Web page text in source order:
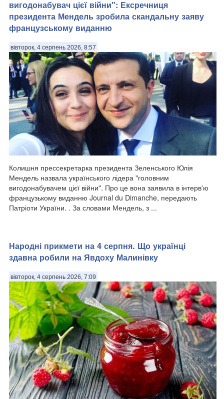
вигодонабувач цієї війни": Ексречниця
президента Мендель зробила скандальну заяву
французському виданню
вівторок, 4 серпень 2026, 8:57
Колишня прессекретарка президента Зеленського Юлія
Мендель назвала українського лідера "головним
вигодонабувачем цієї війни". Про це вона заявила в інтерв'ю
французькому виданню Journal du Dimanche, передають
Патріоти України. . За словами Мендель, з ...
Народні прикмети на 4 серпня. Що українці
здавна робили на Явдоху Малинівку
вівторок, 4 серпень 2026, 7:09